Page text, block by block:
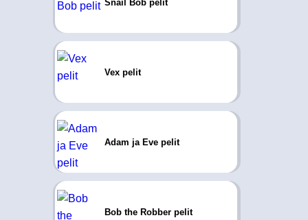
Snail Bob pelit
Vex pelit
Adam ja Eve pelit
Bob the Robber pelit